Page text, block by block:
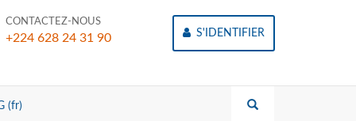
CONTACTEZ-NOUS
+224 628 24 31 90 S'IDENTIFIER
(fr)